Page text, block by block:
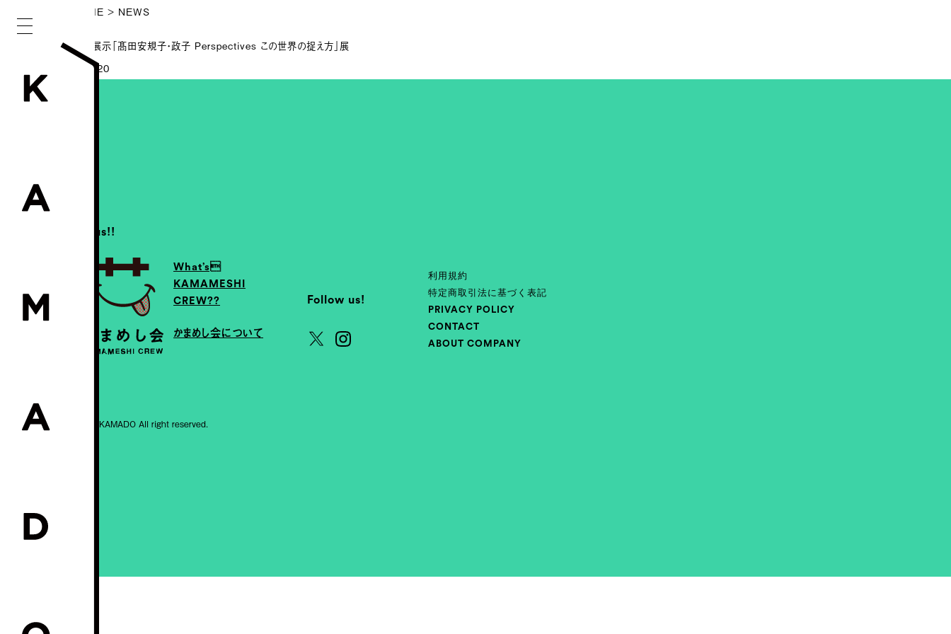
HOME > NEWS
特別展示「髙田安規子・政子 Perspectives この世界の捉え方」展
26.2.20
Join us!!
What’s
KAMAMESHI
CREW??
かまめし会について
Follow us!
利用規約
特定商取引法に基づく表記
PRIVACY POLICY
CONTACT
ABOUT COMPANY
© 2026 KAMADO All right reserved.